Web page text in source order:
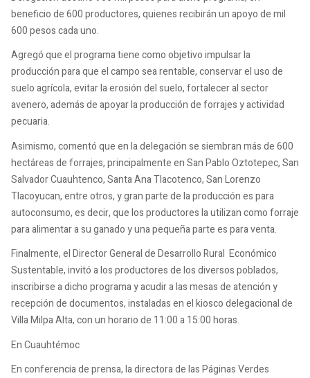
beneficio de 600 productores, quienes recibirán un apoyo de mil
600 pesos cada uno.
Agregó que el programa tiene como objetivo impulsar la
producción para que el campo sea rentable, conservar el uso de
suelo agrícola, evitar la erosión del suelo, fortalecer al sector
avenero, además de apoyar la producción de forrajes y actividad
pecuaria.
Asimismo, comentó que en la delegación se siembran más de 600
hectáreas de forrajes, principalmente en San Pablo Oztotepec, San
Salvador Cuauhtenco, Santa Ana Tlacotenco, San Lorenzo
Tlacoyucan, entre otros, y gran parte de la producción es para
autoconsumo, es decir, que los productores la utilizan como forraje
para alimentar a su ganado y una pequeña parte es para venta.
Finalmente, el Director General de Desarrollo Rural Económico
Sustentable, invitó a los productores de los diversos poblados,
inscribirse a dicho programa y acudir a las mesas de atención y
recepción de documentos, instaladas en el kiosco delegacional de
Villa Milpa Alta, con un horario de 11:00 a 15:00 horas.
En Cuauhtémoc
En conferencia de prensa, la directora de las Páginas Verdes